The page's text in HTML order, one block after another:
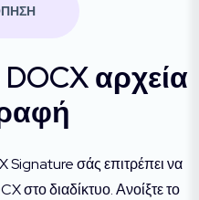
αρχεία
σάς επιτρέπει να
στο διαδίκτυο. Ανοίξτε το